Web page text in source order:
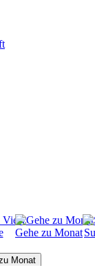
Gehe zu Monat
Monat